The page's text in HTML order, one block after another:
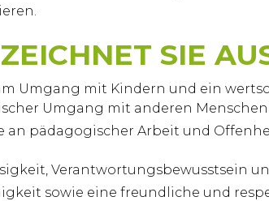
SIE
Umgang mit Kindern und ein
Umgang mit anderen Menschen
an pädagogischer Arbeit und
Verantwortungsbewusstsein
sowie eine freundliche und